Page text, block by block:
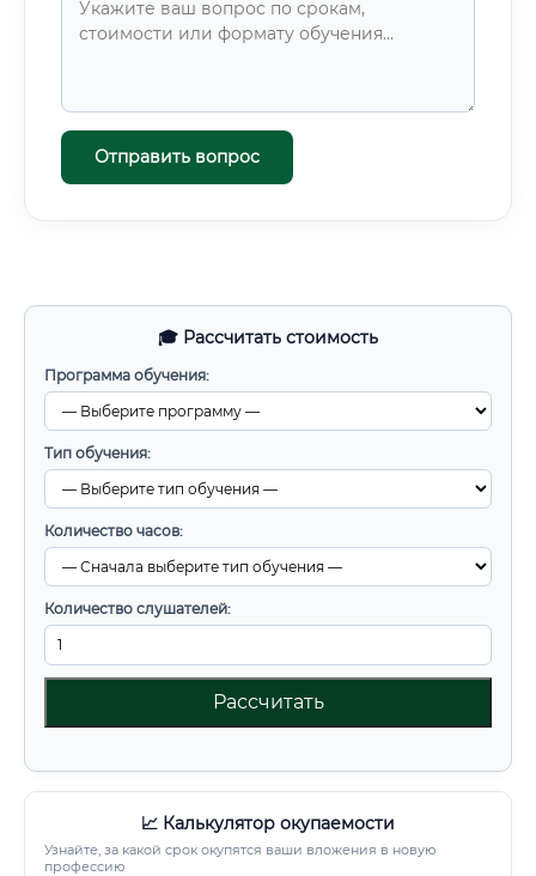
🎓 Рассчитать стоимость
Программа обучения:
Тип обучения:
Количество часов:
Количество слушателей:
Рассчитать
📈 Калькулятор окупаемости
Узнайте, за какой срок окупятся ваши вложения в новую
профессию
Отправить вопрос